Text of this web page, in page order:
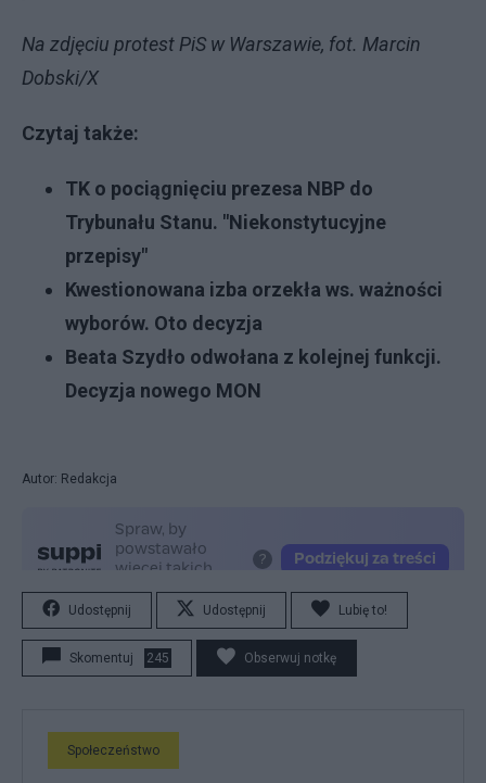
Na zdjęciu protest PiS w Warszawie, fot. Marcin
Dobski/X
Czytaj także:
TK o pociągnięciu prezesa NBP do
Trybunału Stanu. "Niekonstytucyjne
przepisy"
Kwestionowana izba orzekła ws. ważności
wyborów. Oto decyzja
Beata Szydło odwołana z kolejnej funkcji.
Decyzja nowego MON
Autor: Redakcja
Udostępnij Udostępnij Lubię to!
Skomentuj 245 Obserwuj notkę
Społeczeństwo